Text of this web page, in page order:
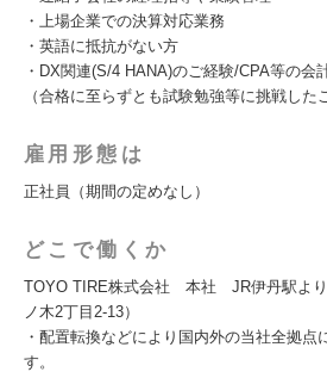
・上場企業での決算対応業務
・英語に抵抗がない方
・DX関連(S/4 HANA)のご経験/CPA等の会
（合格に至らずとも試験勉強等に挑戦した
雇用形態は
正社員（期間の定めなし）
どこで働くか
TOYO TIRE株式会社 本社 JR伊丹駅より
ノ木2丁目2-13）
・配置転換などにより国内外の当社全拠点
す。